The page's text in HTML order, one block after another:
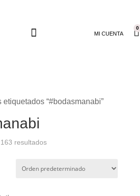
MI CUENTA
0
etiquetados “#bodasmanabi”
resultados